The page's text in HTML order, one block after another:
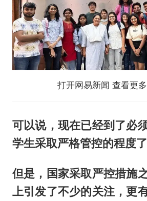
打开网易新闻 查看更
可以说，现在已经到了必
学生采取严格管控的程度了
但是，国家采取严控措施
上引发了不少的关注，更